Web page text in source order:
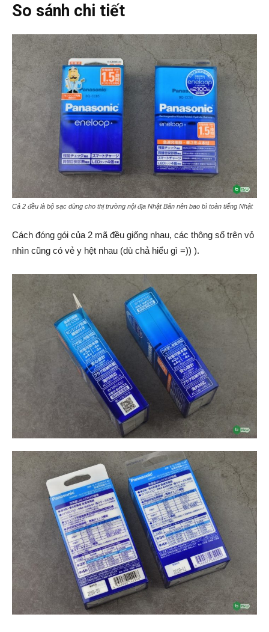
So sánh chi tiết
Cả 2 đều là bộ sạc dùng cho thị trường nội địa Nhật Bản nên bao bì toàn tiếng Nhật
Cách đóng gói của 2 mã đều giống nhau, các thông số trên vỏ
nhìn cũng có vẻ y hệt nhau (dù chả hiểu gì =)) ).